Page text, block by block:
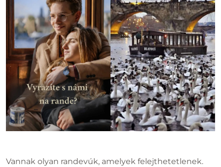
Vannak olyan randevúk, amelyek felejthetetlenek.